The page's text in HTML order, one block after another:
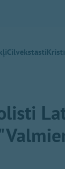
Cilvēkstāsti